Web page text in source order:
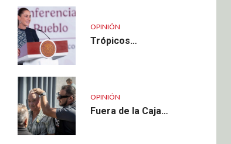
OPINIÓN
Trópicos…
OPINIÓN
Fuera de la Caja…